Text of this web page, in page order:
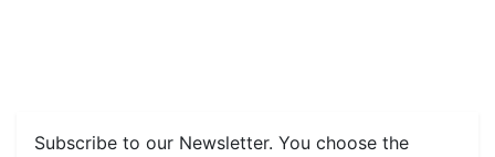
Subscribe to our Newsletter. You choose the